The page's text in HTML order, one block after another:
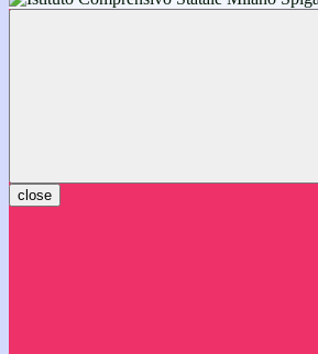
inizieranno il 14 settembre 2026: vi
close